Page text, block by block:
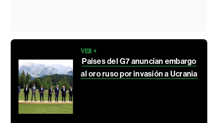
VER +
Países del G7 anuncian embargo
al oro ruso por invasión a Ucrania